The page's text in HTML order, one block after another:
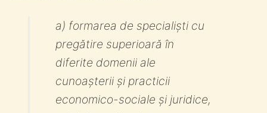
a) formarea de specialiști cu
pregătire superioară în
diferite domenii ale
cunoașterii și practicii
economico-sociale și juridice,